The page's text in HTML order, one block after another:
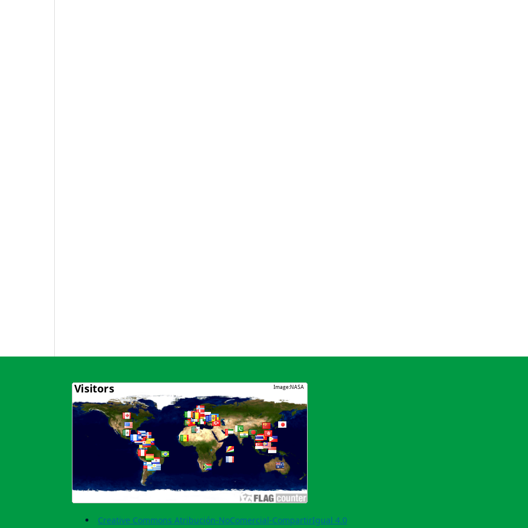
Creative Commons Atribución-NoComercial-CompartirIgual 4.0